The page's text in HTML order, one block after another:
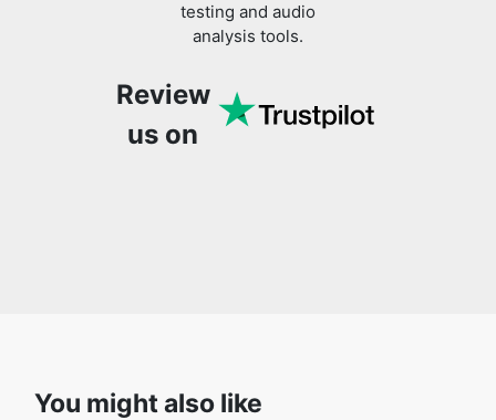
testing and audio
analysis tools.
Review
us on
You might also like